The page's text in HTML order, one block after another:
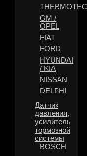
THERMOTEC
GM /
OPEL
FIAT
FORD
HYUNDAI
/ KIA
NISSAN
DELPHI
Датчик
давления,
усилитель
тормозной
системы
BOSCH